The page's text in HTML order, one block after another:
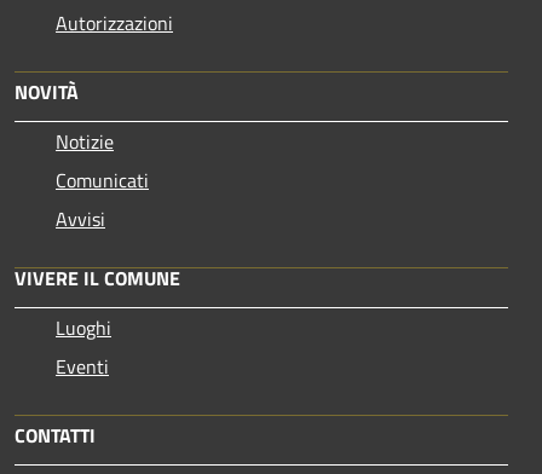
Autorizzazioni
NOVITÀ
Notizie
Comunicati
Avvisi
VIVERE IL COMUNE
Luoghi
Eventi
CONTATTI